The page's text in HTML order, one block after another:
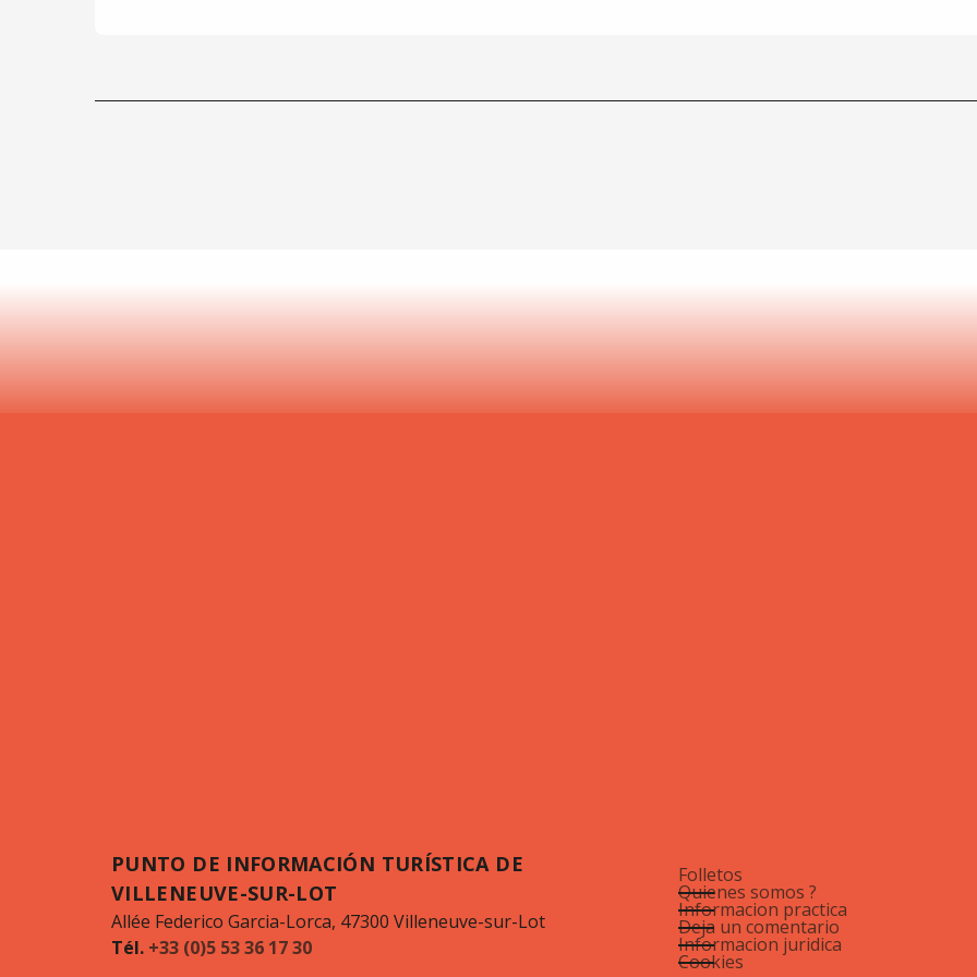
PUNTO DE INFORMACIÓN TURÍSTICA DE
VILLENEUVE-SUR-LOT
Allée Federico Garcia-Lorca, 47300 Villeneuve-sur-Lot
Tél. +33 (0)5 53 36 17 30
Folletos
Quienes somos ?
Informacion practica
Deja un comentario
Informacion juridica
Cookies